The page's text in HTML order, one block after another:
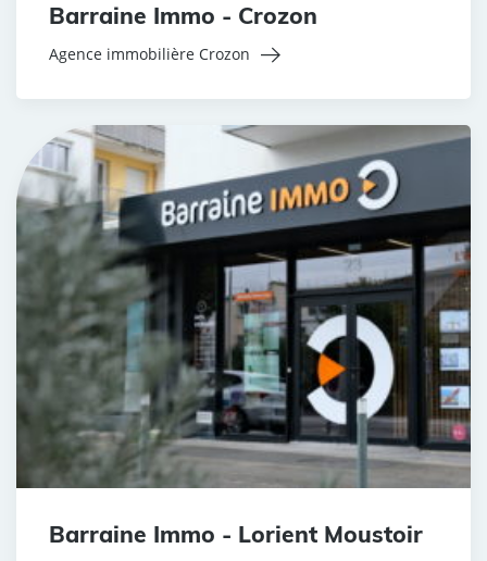
Barraine Immo - Crozon
Agence immobilière Crozon
Barraine Immo - Lorient Moustoir